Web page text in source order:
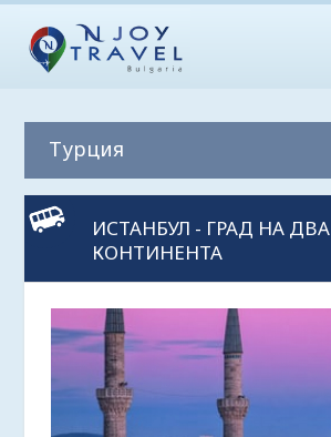
Турция
ИСТАНБУЛ - ГРАД НА ДВА
КОНТИНЕНТА